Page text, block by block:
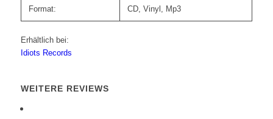
Format: CD, Vinyl, Mp3
Erhältlich bei:
Idiots Records
WEITERE REVIEWS